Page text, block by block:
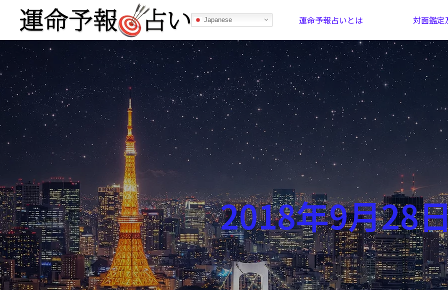
Japanese 運命予報占いとは 対面鑑定
運命予報占い
運命予報占いとは あなたの所属部屋を探そう！ 最恐の相性占い
記事カテゴリー
ブログ お知らせ 芸能界
スポーツ 競馬 社会
2018年9月28